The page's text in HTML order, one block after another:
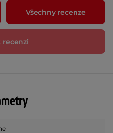
Všechny recenze
recenzi